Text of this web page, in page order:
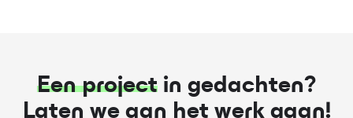
Een project in gedachten?
Laten we aan het werk gaan!